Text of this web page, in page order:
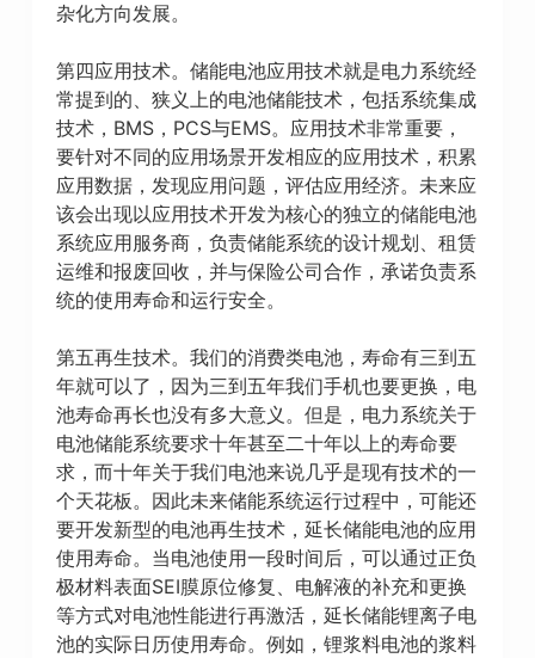
杂化方向发展。
第四应用技术。储能电池应用技术就是电力系统经
常提到的、狭义上的电池储能技术，包括系统集成
技术，BMS，PCS与EMS。应用技术非常重要，
要针对不同的应用场景开发相应的应用技术，积累
应用数据，发现应用问题，评估应用经济。未来应
该会出现以应用技术开发为核心的独立的储能电池
系统应用服务商，负责储能系统的设计规划、租赁
运维和报废回收，并与保险公司合作，承诺负责系
统的使用寿命和运行安全。
第五再生技术。我们的消费类电池，寿命有三到五
年就可以了，因为三到五年我们手机也要更换，电
池寿命再长也没有多大意义。但是，电力系统关于
电池储能系统要求十年甚至二十年以上的寿命要
求，而十年关于我们电池来说几乎是现有技术的一
个天花板。因此未来储能系统运行过程中，可能还
要开发新型的电池再生技术，延长储能电池的应用
使用寿命。当电池使用一段时间后，可以通过正负
极材料表面SEI膜原位修复、电解液的补充和更换
等方式对电池性能进行再激活，延长储能锂离子电
池的实际日历使用寿命。例如，锂浆料电池的浆料